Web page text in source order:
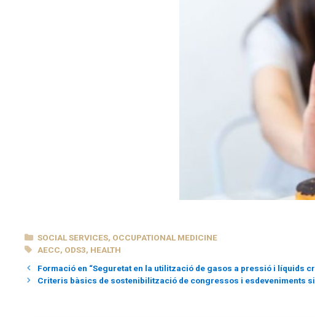
CATEGORIES
SOCIAL SERVICES, OCCUPATIONAL MEDICINE
TAGS
AECC, ODS3, HEALTH
Formació en “Seguretat en la utilització de gasos a pressió i líquids
Criteris bàsics de sostenibilització de congressos i esdeveniments